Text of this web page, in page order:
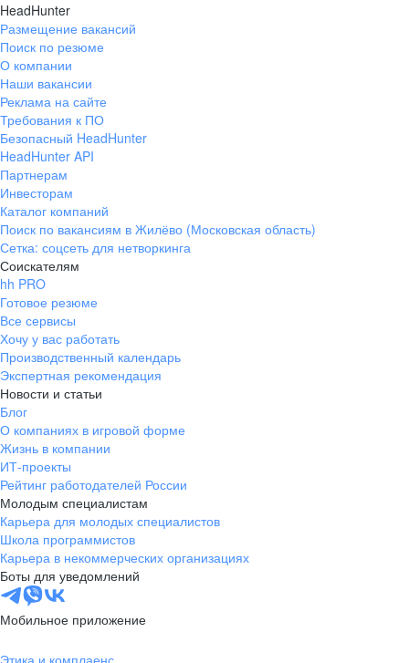
HeadHunter
Размещение вакансий
Поиск по резюме
О компании
Наши вакансии
Реклама на сайте
Требования к ПО
Безопасный HeadHunter
HeadHunter API
Партнерам
Инвесторам
Каталог компаний
Поиск по вакансиям в Жилёво (Московская область)
Сетка: соцсеть для нетворкинга
Соискателям
hh PRO
Готовое резюме
Все сервисы
Хочу у вас работать
Производственный календарь
Экспертная рекомендация
Новости и статьи
Блог
О компаниях в игровой форме
Жизнь в компании
ИТ-проекты
Рейтинг работодателей России
Молодым специалистам
Карьера для молодых специалистов
Школа программистов
Карьера в некоммерческих организациях
Боты для уведомлений
Мобильное приложение